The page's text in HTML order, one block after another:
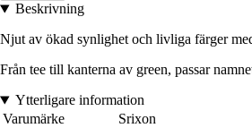
Beskrivning
Njut av ökad synlighet och livliga färger
Från tee till kanterna av green, passar
Ytterligare information
Varumärke
Srixon